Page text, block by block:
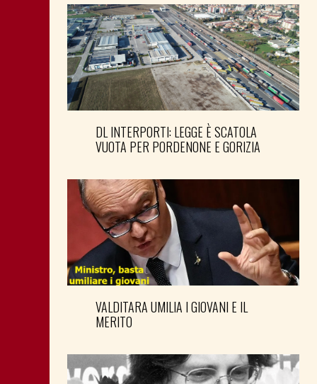
DL INTERPORTI: LEGGE È SCATOLA
VUOTA PER PORDENONE E GORIZIA
VALDITARA UMILIA I GIOVANI E IL
MERITO